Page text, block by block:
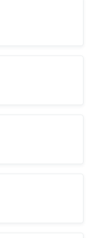
et demandez
des vendeurs.
? Là il me dis:
de lire les
vendeurs sinon la